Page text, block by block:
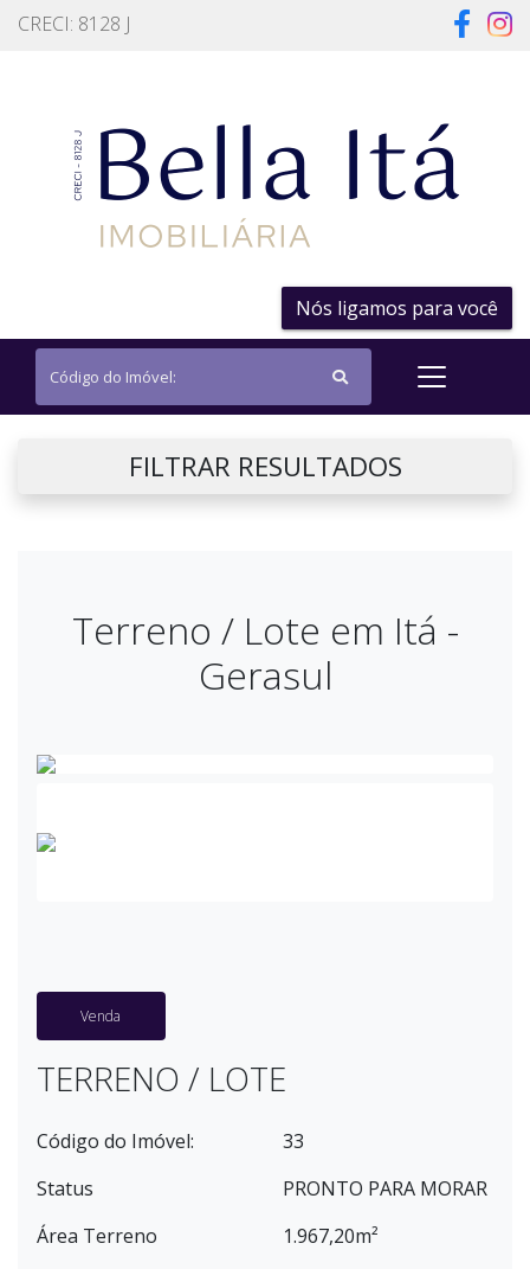
CRECI: 8128 J
Nós ligamos para você
FILTRAR RESULTADOS
Terreno / Lote em Itá -
Gerasul
Venda
TERRENO / LOTE
Código do Imóvel:
33
Status
PRONTO PARA MORAR
Área Terreno
1.967,20m²